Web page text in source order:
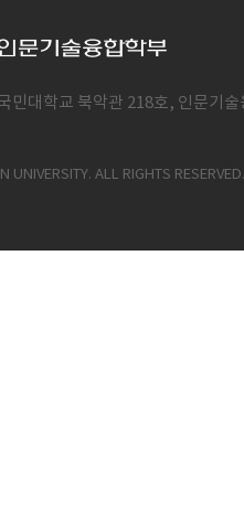
민대학교 북악관 218호, 인문기
ALL RIGHTS RESERVED.